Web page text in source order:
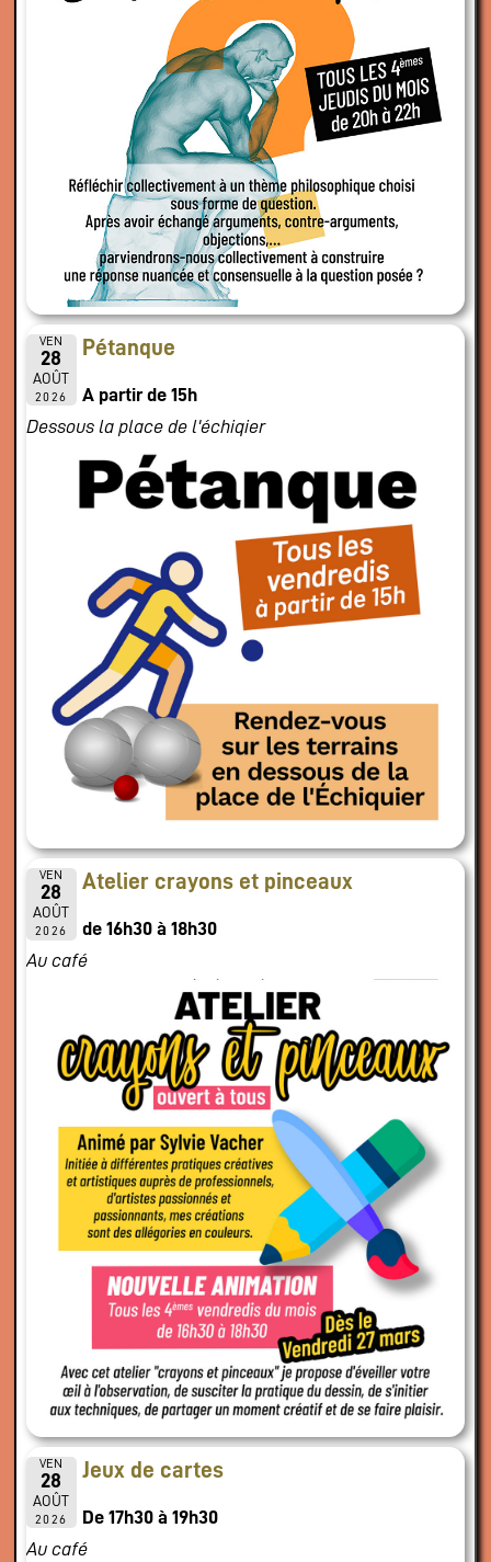
VEN
28
AOÛT
2026
Pétanque
A partir de 15h
Dessous la place de l'échiqier
VEN
28
AOÛT
2026
Atelier crayons et pinceaux
de 16h30 à 18h30
Au café
VEN
28
AOÛT
2026
Jeux de cartes
De 17h30 à 19h30
Au café